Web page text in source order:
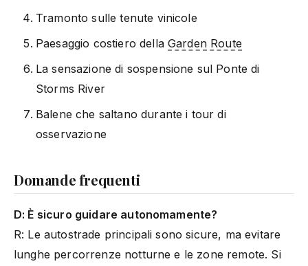
Tramonto sulle tenute vinicole
Paesaggio costiero dellaGarden Route
La sensazione di sospensione sul Ponte di
Storms River
Balene che saltano durante i tour di
osservazione
Domande frequenti
D: È sicuro guidare autonomamente?
R: Le autostrade principali sono sicure, ma evitare
lunghe percorrenze notturne e le zone remote. Si